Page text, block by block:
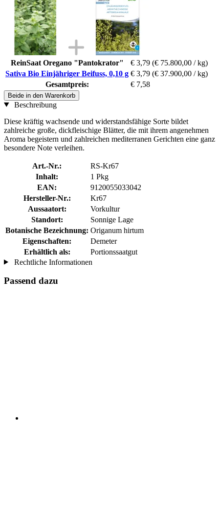
ReinSaat Oregano "Pantokrator" € 3,79 (€ 75.800,00 / kg)
Sativa Bio Einjähriger Beifuss, 0,10 g € 3,79 (€ 37.900,00 / kg)
Gesamtpreis:
€ 7,58
Beide in den Warenkorb
Beschreibung
Diese kräftig wachsende und widerstandsfähige Sorte bildet
zahlreiche große, dickfleischige Blätter, die mit ihrem angenehmen
Aroma begeistern und zahlreichen mediterranen Gerichten eine ganz
besondere Note verleihen.
Art.-Nr.:
RS-Kr67
Inhalt:
1 Pkg
EAN:
9120055033042
Hersteller-Nr.:
Kr67
Aussaatort:
Vorkultur
Standort:
Sonnige Lage
Botanische Bezeichnung: Origanum hirtum
Eigenschaften:
Demeter
Erhältlich als:
Portionssaatgut
Rechtliche Informationen
Passend dazu